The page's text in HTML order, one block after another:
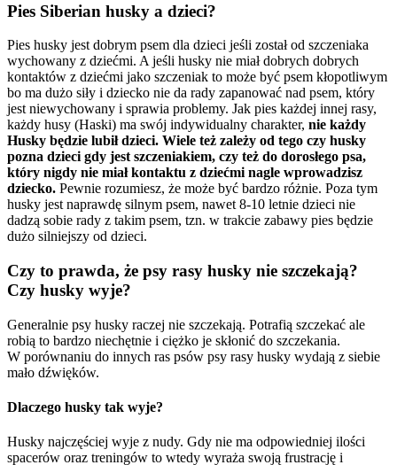
Pies Siberian husky a dzieci?
Pies husky jest dobrym psem dla dzieci jeśli został od szczeniaka
wychowany z dziećmi. A jeśli husky nie miał dobrych dobrych
kontaktów z dziećmi jako szczeniak to może być psem kłopotliwym
bo ma dużo siły i dziecko nie da rady zapanować nad psem, który
jest niewychowany i sprawia problemy. Jak pies każdej innej rasy,
każdy husy (Haski) ma swój indywidualny charakter, nie każdy
Husky będzie lubił dzieci. Wiele też zależy od tego czy husky
pozna dzieci gdy jest szczeniakiem, czy też do dorosłego psa,
który nigdy nie miał kontaktu z dziećmi nagle wprowadzisz
dziecko. Pewnie rozumiesz, że może być bardzo różnie. Poza tym
husky jest naprawdę silnym psem, nawet 8-10 letnie dzieci nie
dadzą sobie rady z takim psem, tzn. w trakcie zabawy pies będzie
dużo silniejszy od dzieci.
Czy to prawda, że psy rasy husky nie szczekają?
Czy husky wyje?
Generalnie psy husky raczej nie szczekają. Potrafią szczekać ale
robią to bardzo niechętnie i ciężko je skłonić do szczekania.
W porównaniu do innych ras psów psy rasy husky wydają z siebie
mało dźwięków.
Dlaczego husky tak wyje?
Husky najczęściej wyje z nudy. Gdy nie ma odpowiedniej ilości
spacerów oraz treningów to wtedy wyraża swoją frustrację i